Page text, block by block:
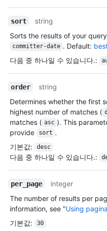
        "trees_url": "https://HOSTNAME/repos/jquery/jquery/git/trees{/sha}",
        "statuses_url": "https://HOSTNAME/repos/jquery/jquery/statuses/{sha}",
        "languages_url": "https://HOSTNAME/repos/jquery/jquery/languages",
        "contributors_url": "https://HOSTNAME/repos/jquery/jquery/contributors",
        "subscribers_url": "https://HOSTNAME/repos/jquery/jquery/subscribers",
        "subscription_url": "https://HOSTNAME/repos/jquery/jquery/subscription",
        "git_commits_url": "https://HOSTNAME/repos/jquery/jquery/git/commits{/sha}",
        "comments_url": "https://HOSTNAME/repos/jquery/jquery/comments{/number}",
        "issue_comment_url": "https://HOSTNAME/repos/jquery/jquery/issues/comments/{number}",
        "contents_url": "https://HOSTNAME/repos/jquery/jquery/contents/{+path}",
        "compare_url": "https://HOSTNAME/repos/jquery/jquery/compare/{base}...{head}",
        "merges_url": "https://HOSTNAME/repos/jquery/jquery/merges",
        "archive_url": "https://HOSTNAME/repos/jquery/jquery/{archive_format}{/ref}",
        "downloads_url": "https://HOSTNAME/repos/jquery/jquery/downloads",
        "issues_url": "https://HOSTNAME/repos/jquery/jquery/issues{/number}",
        "milestones_url": "https://HOSTNAME/repos/jquery/jquery/milestones{/number}",
        "notifications_url": "https://HOSTNAME/repos/jquery/jquery/notifications{?
since,all,participating}",
sort
string
Sorts the results of your
committer-date . Default:
다음 중 하나일 수 있습니다.:
order
string
Determines whether the first
highest number of matches (
matches ( asc ). This
provide
sort .
기본값: desc
다음 중 하나일 수 있습니다.:
per_page
integer
The number of results per
information, see "Using
기본값: 30